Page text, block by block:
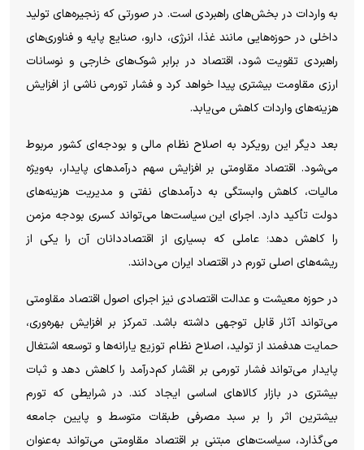
به واردات در بخش‌های راهبردی است. در صورتی که زنجیره‌های تولید
داخلی در حوزه‌هایی مانند غذا، انرژی، دارو، صنایع پایه و فناوری‌های
راهبردی تقویت شود، اقتصاد در برابر شوک‌های خارجی و نوسانات
ارزی مقاومت بیشتری پیدا خواهد کرد و فشار تورمی ناشی از افزایش
هزینه‌های واردات کاهش می‌یابد.
بعد دیگر این رویکرد به اصلاح نظام مالی و بودجه‌ای کشور مربوط
می‌شود. اقتصاد مقاومتی بر افزایش سهم درآمد‌های پایدار، به‌ویژه
مالیات، کاهش وابستگی به درآمد‌های نفتی و مدیریت هزینه‌های
دولت تأکید دارد. اجرای این سیاست‌ها می‌تواند کسری بودجه مزمن
را کاهش دهد؛ عاملی که بسیاری از اقتصاددانان آن را یکی از
ریشه‌های اصلی تورم در اقتصاد ایران می‌دانند.
در حوزه معیشت و عدالت اقتصادی نیز اجرای اصول اقتصاد مقاومتی
می‌تواند آثار قابل توجهی داشته باشد. تمرکز بر افزایش بهره‌وری،
حمایت هدفمند از تولید، اصلاح نظام توزیع یارانه‌ها و توسعه اشتغال
پایدار می‌تواند فشار تورمی بر اقشار کم‌درآمد را کاهش دهد و ثبات
بیشتری در بازار کالا‌های اساسی ایجاد کند. در شرایطی که تورم
بیشترین اثر را بر سبد مصرفی طبقات متوسط و پایین جامعه
می‌گذارد، سیاست‌های مبتنی بر اقتصاد مقاومتی می‌تواند به‌عنوان